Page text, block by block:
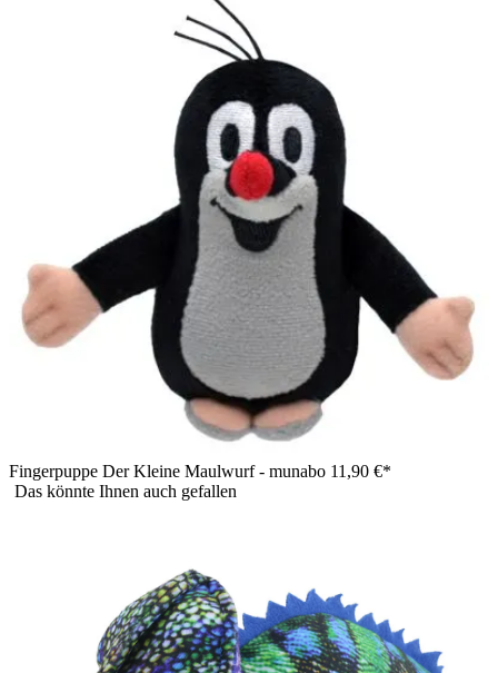
The Puppet Company Handpuppe Chamäleon orange,
Nahaufnahme des Kopfes mit weit geöffnetem roten Maul
Fingerpuppe Der Kleine Maulwurf - munabo 11,90 €*
Das könnte Ihnen auch gefallen